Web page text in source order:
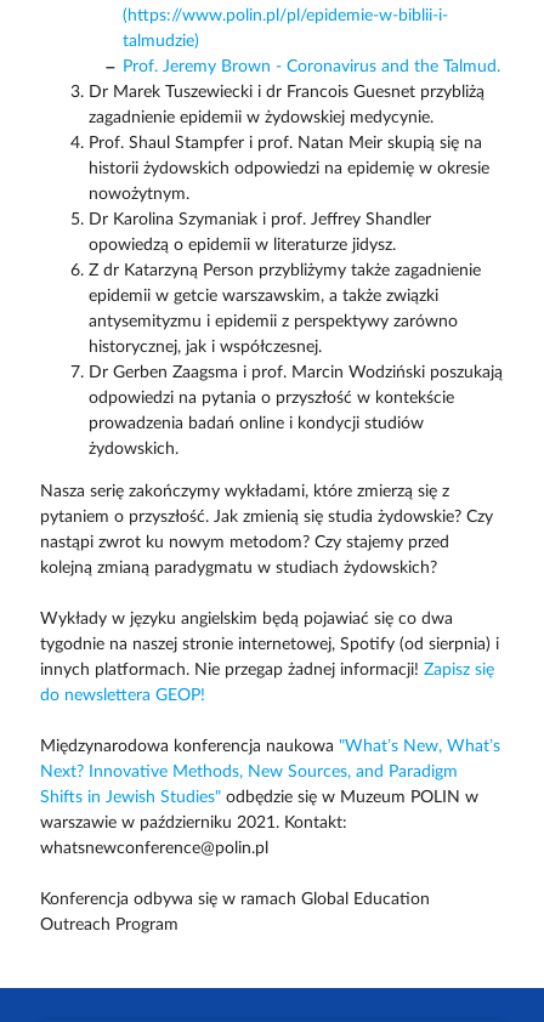
(https://www.polin.pl/pl/epidemie-w-biblii-i-
talmudzie)
Prof. Jeremy Brown - Coronavirus and the Talmud.
Dr Marek Tuszewiecki i dr Francois Guesnet przybliżą
zagadnienie epidemii w żydowskiej medycynie.
Prof. Shaul Stampfer i prof. Natan Meir skupią się na
historii żydowskich odpowiedzi na epidemię w okresie
nowożytnym.
Dr Karolina Szymaniak i prof. Jeffrey Shandler
opowiedzą o epidemii w literaturze jidysz.
Z dr Katarzyną Person przybliżymy także zagadnienie
epidemii w getcie warszawskim, a także związki
antysemityzmu i epidemii z perspektywy zarówno
historycznej, jak i współczesnej.
Dr Gerben Zaagsma i prof. Marcin Wodziński poszukają
odpowiedzi na pytania o przyszłość w kontekście
prowadzenia badań online i kondycji studiów
żydowskich.
Nasza serię zakończymy wykładami, które zmierzą się z
pytaniem o przyszłość. Jak zmienią się studia żydowskie? Czy
nastąpi zwrot ku nowym metodom? Czy stajemy przed
kolejną zmianą paradygmatu w studiach żydowskich?
Wykłady w języku angielskim będą pojawiać się co dwa
tygodnie na naszej stronie internetowej, Spotify (od sierpnia) i
innych platformach. Nie przegap żadnej informacji! Zapisz się
do newslettera GEOP!
Międzynarodowa konferencja naukowa "What’s New, What’s
Next? Innovative Methods, New Sources, and Paradigm
Shifts in Jewish Studies"odbędzie się w Muzeum POLIN w
warszawie w październiku 2021. Kontakt:
whatsnewconference@polin.pl
Konferencja odbywa się w ramach Global Education
Outreach Program